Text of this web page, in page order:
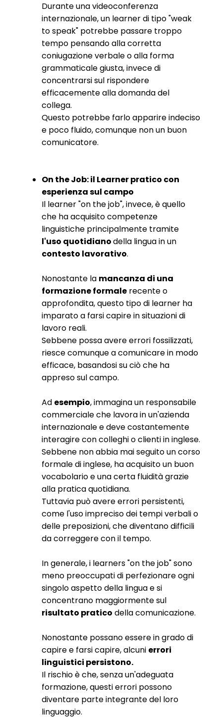
Durante una videoconferenza
internazionale, un learner di tipo "weak
to speak" potrebbe passare troppo
tempo pensando alla corretta
coniugazione verbale o alla forma
grammaticale giusta, invece di
concentrarsi sul rispondere
efficacemente alla domanda del
collega.
Questo potrebbe farlo apparire indeciso
e poco fluido, comunque non un buon
comunicatore.
On the Job: il Learner pratico con
esperienza sul campo
Il learner "on the job", invece, è quello
che ha acquisito competenze
linguistiche principalmente tramite
l'uso quotidianodella lingua in un
contesto lavorativo.
Nonostante la mancanza di una
formazione formale recente o
approfondita, questo tipo di learner ha
imparato a farsi capire in situazioni di
lavoro reali.
Sebbene possa avere errori fossilizzati,
riesce comunque a comunicare in modo
efficace, basandosi su ciò che ha
appreso sul campo.
Ad esempio, immagina un responsabile
commerciale che lavora in un'azienda
internazionale e deve costantemente
interagire con colleghi o clienti in inglese.
Sebbene non abbia mai seguito un corso
formale di inglese, ha acquisito un buon
vocabolario e una certa fluidità grazie
alla pratica quotidiana.
Tuttavia può avere errori persistenti,
come l'uso impreciso dei tempi verbali o
delle preposizioni, che diventano difficili
da correggere con il tempo.
In generale, i learners "on the job" sono
meno preoccupati di perfezionare ogni
singolo aspetto della lingua e si
concentrano maggiormente sul
risultato pratico della comunicazione.
Nonostante possano essere in grado di
capire e farsi capire, alcuni errori
linguistici persistono.
Il rischio è che, senza un'adeguata
formazione, questi errori possono
diventare parte integrante del loro
linguaggio.